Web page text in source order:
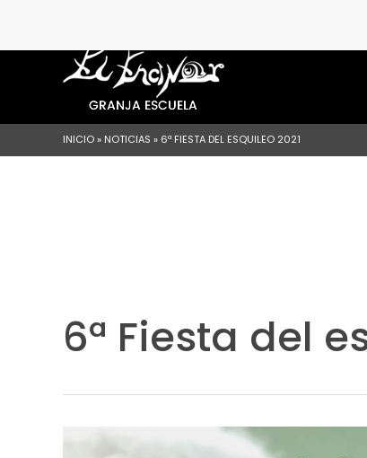
INICIO» NOTICIAS » 6ª FIESTA DEL ESQUILEO 2021
6ª Fiesta del